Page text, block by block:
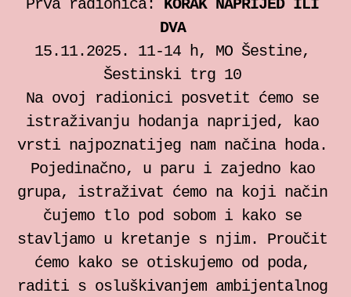
Prva radionica: KORAK NAPRIJED ILI
DVA
15.11.2025. 11-14 h, MO Šestine,
Šestinski trg 10
Na ovoj radionici posvetit ćemo se
istraživanju hodanja naprijed, kao
vrsti najpoznatijeg nam načina hoda.
Pojedinačno, u paru i zajedno kao
grupa, istraživat ćemo na koji način
čujemo tlo pod sobom i kako se
stavljamo u kretanje s njim. Proučit
ćemo kako se otiskujemo od poda,
raditi s osluškivanjem ambijentalnog